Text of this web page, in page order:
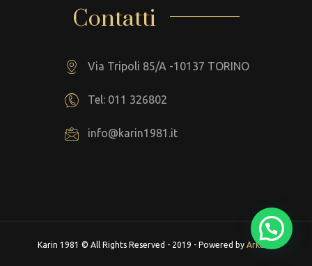
Contatti
Via Tripoli 85/A -10137 TORINO
Tel: 011 326802
info@karin1981.it
Karin 1981 © All Rights Reserved - 2019 - Powered by Arkeba